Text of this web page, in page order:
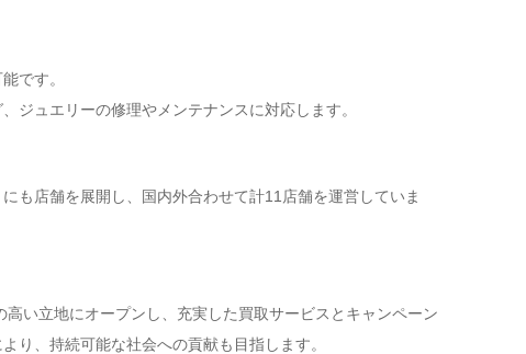
です。
ジュエリーの修理やメンテナンスに対応します。
も店舗を展開し、国内外合わせて計11店舗を運営していま
い立地にオープンし、充実した買取サービスとキャンペーン
り、持続可能な社会への貢献も目指します。